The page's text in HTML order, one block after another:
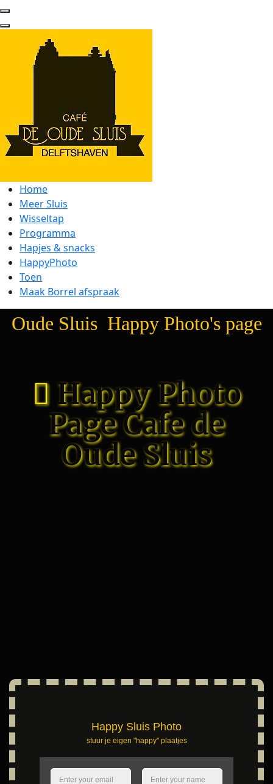
Home
Meer Sluis
Wisseltap
Programma
Hapjes & snacks
HappyPhoto
Toen
Maak Borrel afspraak
Oude Sluis Happy Photo's page
Happy Photo
Page Cafe de
Oude Sluis
Happy Sluis Photo
stuur je eigen "happy" plaatjes